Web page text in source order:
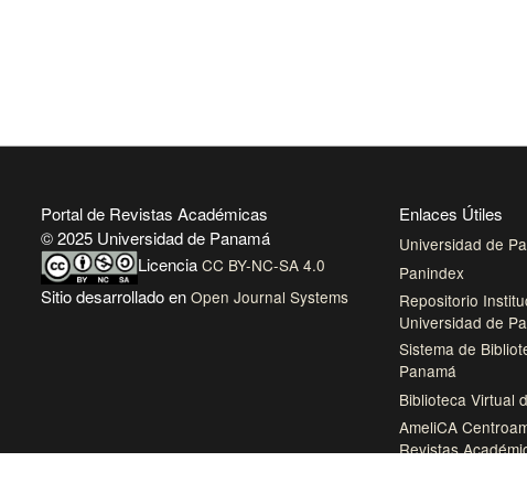
Portal de Revistas Académicas
© 2025 Universidad de Panamá
Licencia CC BY-NC-SA 4.0
Sitio desarrollado en Open Journal Systems
Enlaces Útiles
Universidad de
Panindex
Repositorio
Universidad de
Sistema de
Panamá
Biblioteca Virtual
AmeliCA
Revistas